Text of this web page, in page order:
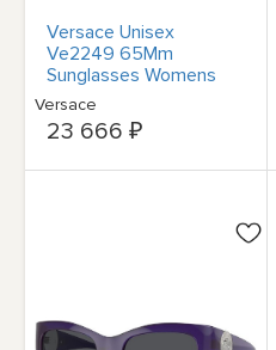
Versace Unisex
Ve2249 65Mm
Sunglasses Womens
Versace
23 666 ₽